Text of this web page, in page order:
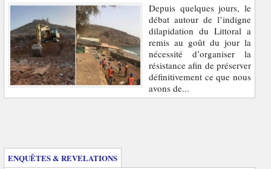
Depuis quelques jours, le
débat autour de l’indigne
dilapidation du Littoral a
remis au goût du jour la
nécessité d’organiser la
résistance afin de préserver
définitivement ce que nous
avons de...
ENQUÊTES & REVELATIONS